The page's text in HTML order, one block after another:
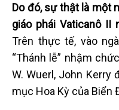
Do đó, sự thật là một
giáo phái Vaticanô II
Trên thực tế, vào
“Thánh lễ” nhậm
W. Wuerl, John
mục Hoa Kỳ của Biển